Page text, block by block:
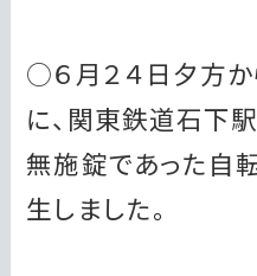
○６月２４日夕方
に、関東鉄道石下
無施錠であった自
生しました。